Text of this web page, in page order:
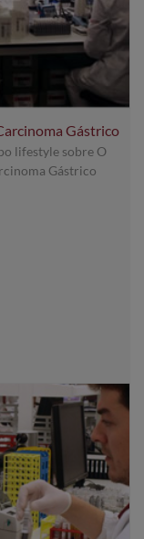
Gástrico
lifestyle sobre O
Gástrico